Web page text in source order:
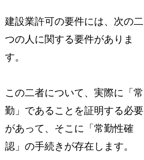
建設業許可の要件には、次の二
つの人に関する要件がありま
す。
この二者について、実際に「常
勤」であることを証明する必要
があって、そこに「常勤性確
認」の手続きが存在します。